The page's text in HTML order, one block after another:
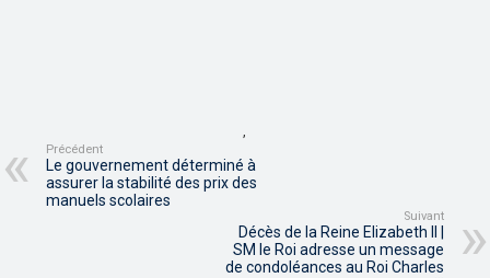
,
Précédent
Le gouvernement déterminé à
assurer la stabilité des prix des
manuels scolaires
Suivant
Décès de la Reine Elizabeth II |
SM le Roi adresse un message
de condoléances au Roi Charles